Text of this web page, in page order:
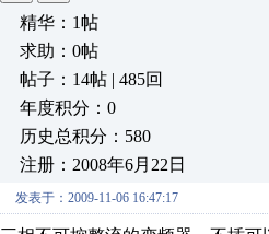
精华：1帖
求助：0帖
帖子：14帖 | 485回
年度积分：0
历史总积分：580
注册：2008年6月22日
发表于：2009-11-06 16:47:17